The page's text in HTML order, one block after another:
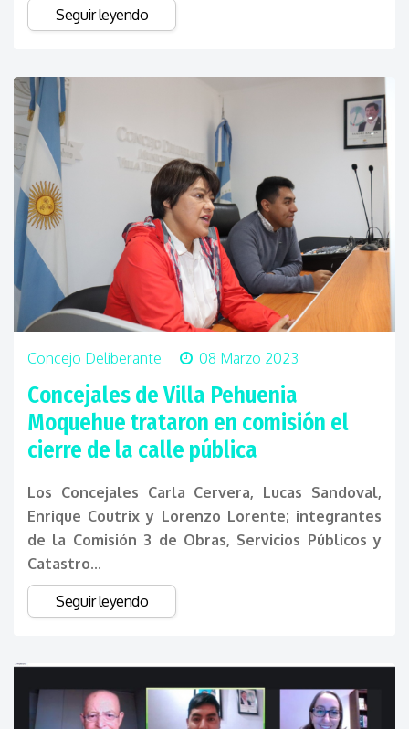
Seguir leyendo
Concejo Deliberante 08 Marzo 2023
Concejales de Villa Pehuenia
Moquehue trataron en comisión el
cierre de la calle pública
Los Concejales Carla Cervera, Lucas Sandoval,
Enrique Coutrix y Lorenzo Lorente; integrantes
de la Comisión 3 de Obras, Servicios Públicos y
Catastro...
Seguir leyendo